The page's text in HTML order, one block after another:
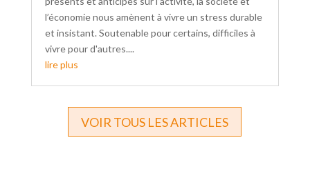
l’économie nous amènent à vivre un stress durable
et insistant. Soutenable pour certains, difficiles à
vivre pour d'autres....
lire plus
VOIR TOUS LES ARTICLES